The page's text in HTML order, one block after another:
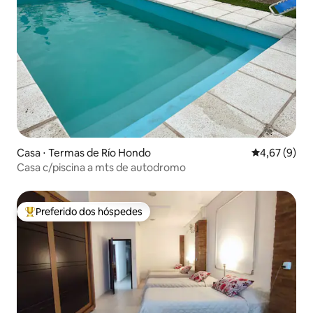
Casa ⋅ Termas de Río Hondo 4,67 de uma
4,67 (9)
Casa c/piscina a mts de autodromo
Entre os melhores preferidos dos hóspedes
Preferido dos hóspedes